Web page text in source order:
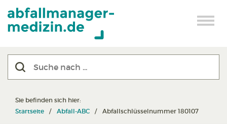
Sie befinden sich hier:
Startseite
Abfall-ABC Abfallschlüsselnummer 180107